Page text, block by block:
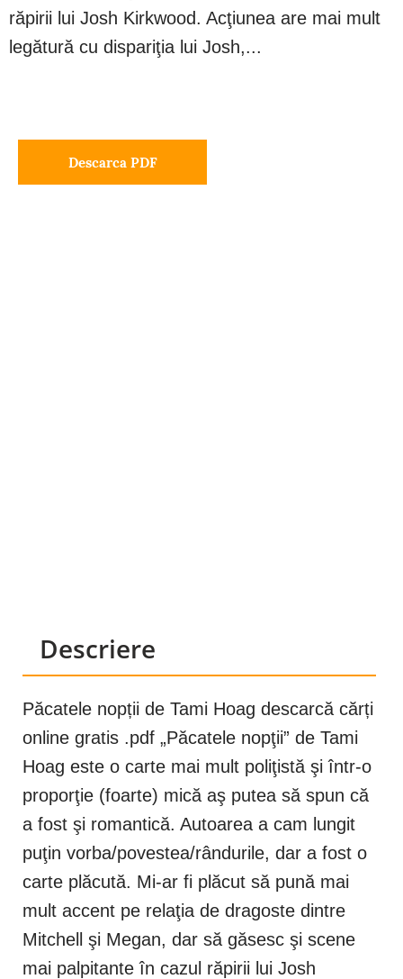
răpirii lui Josh Kirkwood. Acţiunea are mai mult
legătură cu dispariţia lui Josh,...
Descarca PDF
Descriere
Păcatele nopții de Tami Hoag descarcă cărți
online gratis .pdf „Păcatele nopţii” de Tami
Hoag este o carte mai mult poliţistă şi într-o
proporţie (foarte) mică aş putea să spun că
a fost şi romantică. Autoarea a cam lungit
puţin vorba/povestea/rândurile, dar a fost o
carte plăcută. Mi-ar fi plăcut să pună mai
mult accent pe relaţia de dragoste dintre
Mitchell şi Megan, dar să găsesc şi scene
mai palpitante în cazul răpirii lui Josh